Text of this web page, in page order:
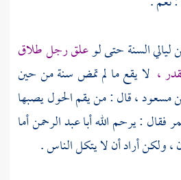
السنة حتى لوعلق رجل طلاق
، لا يقع ما لم تمض سنة من حين
مسعود، قال : من يقم الحول يصبها
فقال : يرحم اللهأبا عبد الرحمنأما
، ولكن أراد أن لا يتكل الناس .